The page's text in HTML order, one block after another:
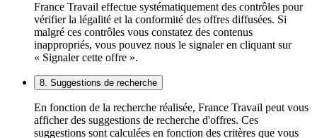
France Travail effectue systématiquement des contrôles pour
vérifier la légalité et la conformité des offres diffusées. Si
malgré ces contrôles vous constatez des contenus
inappropriés, vous pouvez nous le signaler en cliquant sur
« Signaler cette offre ».
8. Suggestions de recherche
En fonction de la recherche réalisée, France Travail peut vous
afficher des suggestions de recherche d'offres. Ces
suggestions sont calculées en fonction des critères que vous